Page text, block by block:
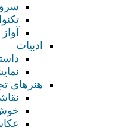
آواز
ادبیات
هنرهای